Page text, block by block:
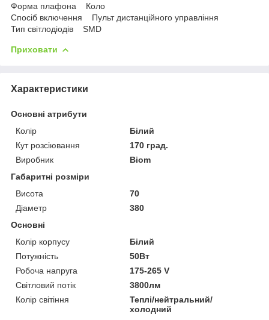
Форма плафона Коло
Спосіб включення Пульт дистанційного управління
Тип світлодіодів SMD
Приховати
Характеристики
Основні атрибути
Колір
Білий
Кут розсіювання
170 град.
Виробник
Biom
Габаритні розміри
Висота
70
Діаметр
380
Основні
Колір корпусу
Білий
Потужність
50Вт
Робоча напруга
175-265 V
Світловий потік
3800лм
Колір світіння
Теплі/нейтральний/
холодний